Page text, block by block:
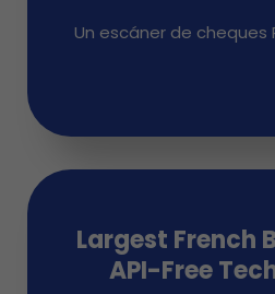
Un escáner de cheques
Largest French
API-Free